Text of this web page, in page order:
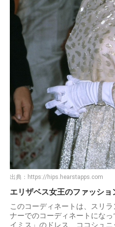
出典： https://hips.hearstapps.com
エリザベス女王のファッショ
このコーディネートは、スリ
ナーでのコーディネートにな
イミス」のドレス、ココシュ